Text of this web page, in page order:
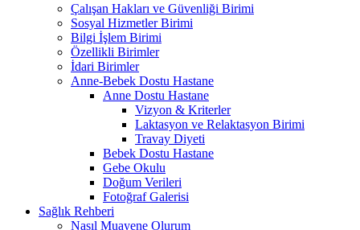
Çalışan Hakları ve Güvenliği Birimi
Sosyal Hizmetler Birimi
Bilgi İşlem Birimi
Özellikli Birimler
İdari Birimler
Anne-Bebek Dostu Hastane
Anne Dostu Hastane
Vizyon & Kriterler
Laktasyon ve Relaktasyon Birimi
Travay Diyeti
Bebek Dostu Hastane
Gebe Okulu
Doğum Verileri
Fotoğraf Galerisi
Sağlık Rehberi
Nasıl Muayene Olurum